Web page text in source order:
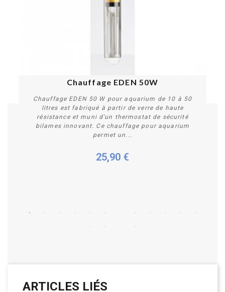
Acheter
Chauffage EDEN 50W
Chauffage EDEN 50 W pour aquarium de 10 à 50
litres est fabriqué à partir de verre de haute
résistance et muni d'un thermostat de sécurité
bilames innovant. Ce chauffage pour aquarium
permet un...
25,90 €
ARTICLES LIÉS